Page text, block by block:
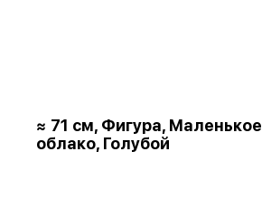
≈ 71 см, Фигура, Маленькое
облако, Голубой